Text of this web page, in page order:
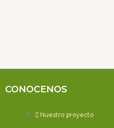
CONOCENOS
Nuestro proyecto